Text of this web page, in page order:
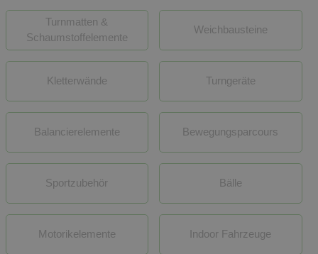
Turnmatten &
Schaumstoffelemente
Weichbausteine
Kletterwände Turngeräte
Balancierelemente Bewegungsparcours
Sportzubehör Bälle
Motorikelemente Indoor Fahrzeuge